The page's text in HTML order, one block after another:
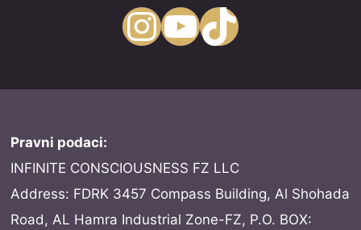
InstagramYouTube TikTok
Pravni podaci:
INFINITE CONSCIOUSNESS FZ LLC
Address: FDRK 3457 Compass Building, Al Shohada
Road, AL Hamra Industrial Zone-FZ, P.O. BOX: